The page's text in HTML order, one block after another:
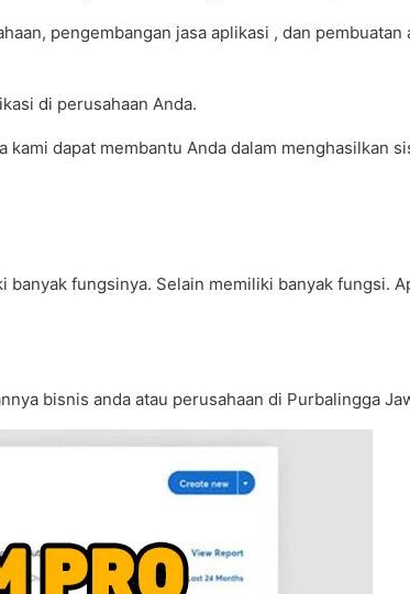
pengembangan jasa aplikasi , dan pembuatan
di perusahaan Anda.
dapat membantu Anda dalam menghasilkan
fungsinya. Selain memiliki banyak fungsi.
bisnis anda atau perusahaan di Purbalingga